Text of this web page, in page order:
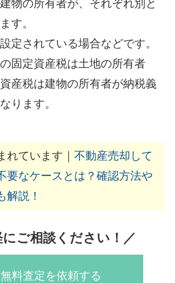
物の所有者が、それぞれ別と
す。
定されている場合などです。
固定資産税は土地の所有者
産税は建物の所有者が納税義
ります。
れています｜ 不動産売却して
要なケースとは？確認方法や
解説！
にご相談ください！／
無料査定を依頼する